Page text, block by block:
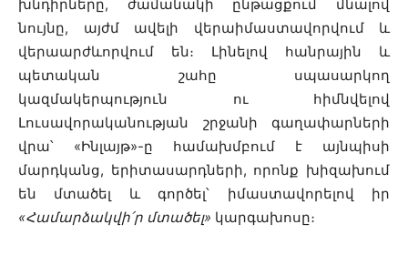
խնդիրները, ժամանակի ընթացքում մնալով
նույնը, այժմ ավելի վերաիմաստավորվում և
վերաարժևորվում են։ Լինելով հանրային և
պետական շահը սպասարկող
կազմակերպություն ու հիմնվելով
Լուսավորականության շրջանի գաղափարների
վրա՝ «Ինլայթ»-ը համախմբում է այնպիսի
մարդկանց, երիտասարդների, որոնք խիզախում
են մտածել և գործել՝ իմաստավորելով իր
«Համարձակվի՛ր մտածել» կարգախոսը։